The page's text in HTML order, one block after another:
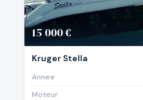
15 000 €
Kruger Stella
Annee
Moteur